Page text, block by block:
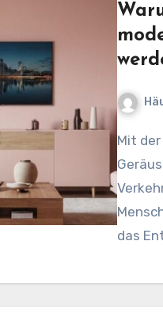
Mit der Zunahme des urbanen Lebensraums rückt die
das